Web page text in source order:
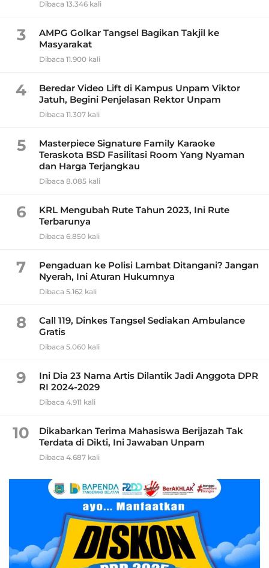
Dibaca 13.346 kali
3
AMPG Golkar Tangsel Bagikan Takjil ke
Masyarakat
Dibaca 11.900 kali
4
Beredar Video Lift di Kampus Unpam Viktor
Jatuh, Begini Penjelasan Rektor Unpam
Dibaca 11.307 kali
5
Masterpiece Signature Family Karaoke
Teraskota BSD Fasilitasi Room Yang Nyaman
dan Harga Terjangkau
Dibaca 8.085 kali
6
KRL Mengubah Rute Tahun 2023, Ini Rute
Terbarunya
Dibaca 6.850 kali
7
Pengaduan ke Polisi Lambat Ditangani? Jangan
Nyerah, Ini Aturan Hukumnya
Dibaca 5.162 kali
8
Call 119, Dinkes Tangsel Sediakan Ambulance
Gratis
Dibaca 5.060 kali
9
Ini Dia 23 Nama Artis Dilantik Jadi Anggota DPR
RI 2024-2029
Dibaca 4.911 kali
10
Dikabarkan Terima Mahasiswa Berijazah Tak
Terdata di Dikti, Ini Jawaban Unpam
Dibaca 4.687 kali